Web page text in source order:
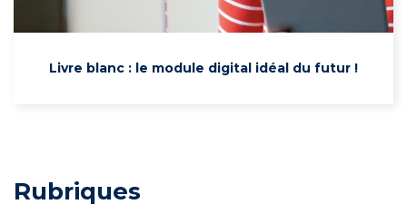
Livre blanc : le module digital idéal du futur !
Rubriques